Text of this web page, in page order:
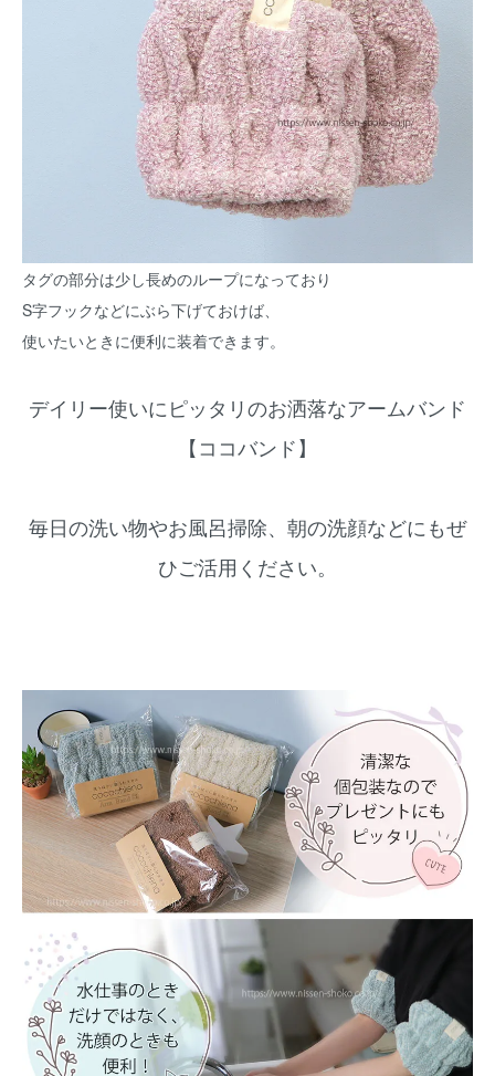
タグの部分は少し長めのループになっており
S字フックなどにぶら下げておけば、
使いたいときに便利に装着できます。
デイリー使いにピッタリのお洒落なアームバンド
【ココバンド】
毎日の洗い物やお風呂掃除、朝の洗顔などにもぜ
ひご活用ください。